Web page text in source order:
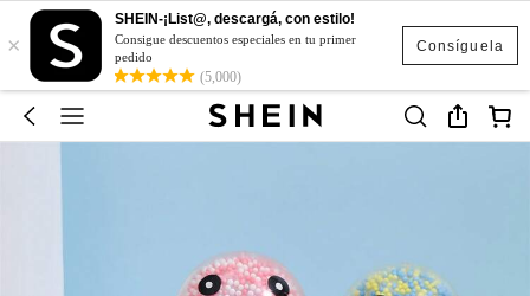
Consíguela
×
SHEIN-¡List@, descargá, con estilo!
Consigue descuentos especiales en tu primer
pedido
(5,000)